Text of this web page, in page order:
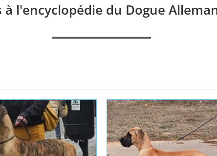
l'encyclopédie du Dogue